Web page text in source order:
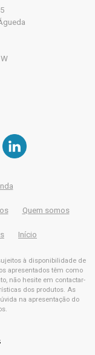
Quem somos
Início
à disponibilidade de
apresentados têm como
não hesite em contactar-
dos produtos. As
na apresentação do